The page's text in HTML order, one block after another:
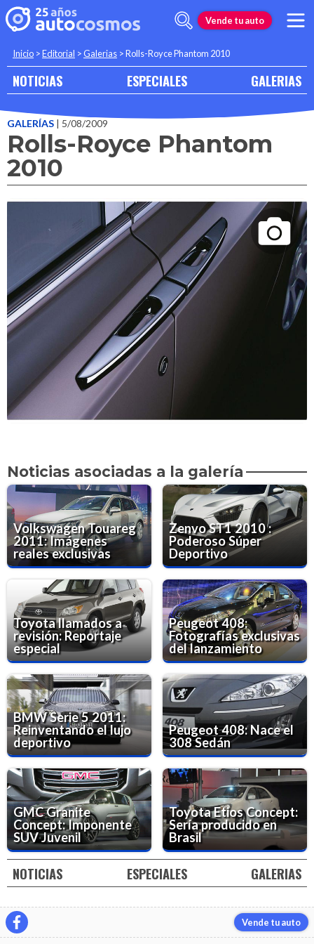
Vende tu auto
Inicio >Editorial >Galerias >Rolls-Royce Phantom 2010
NOTICIAS ESPECIALES GALERIAS
GALERÍAS | 5/08/2009
Rolls-Royce Phantom
2010
Noticias asociadas a la galería
Volkswagen Touareg
2011: Imágenes
reales exclusivas
Zenvo ST1 2010 :
Poderoso Súper
Deportivo
Toyota llamados a
revisión: Reportaje
especial
Peugeot 408:
Fotografías exclusivas
del lanzamiento
BMW Serie 5 2011:
Reinventando el lujo
deportivo
Peugeot 408: Nace el
308 Sedán
GMC Granite
Concept: Imponente
SUV Juvenil
Toyota Etios Concept:
Sería producido en
Brasil
NOTICIAS ESPECIALES GALERIAS
Vende tu auto